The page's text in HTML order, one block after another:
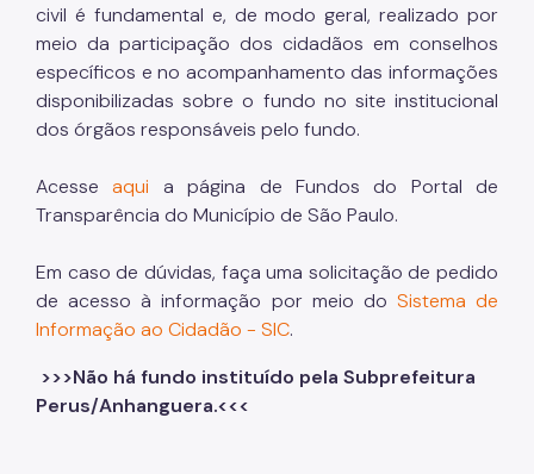
civil é fundamental e, de modo geral, realizado por
meio da participação dos cidadãos em conselhos
específicos e no acompanhamento das informações
disponibilizadas sobre o fundo no site institucional
dos órgãos responsáveis pelo fundo.
Acesseaqui a página de Fundos do Portal de
Transparência do Município de São Paulo.
Em caso de dúvidas, faça uma solicitação de pedido
de acesso à informação por meio do Sistema de
Informação ao Cidadão - SIC.
>>>Não há fundo instituído pela Subprefeitura
Perus/Anhanguera.<<<